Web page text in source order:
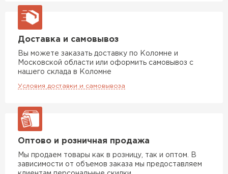
Доставка и самовывоз
Вы можете заказать доставку по Коломне и
Московской области или оформить самовывоз с
нашего склада в Коломне
Условия доставки и самовывоза
Оптово и розничная продажа
Мы продаем товары как в розницу, так и оптом. В
зависимости от объемов заказа мы предоставляем